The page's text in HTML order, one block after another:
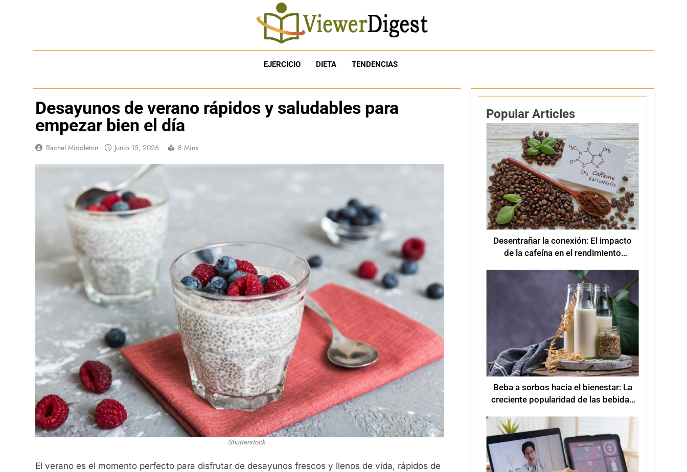
EJERCICIO DIETA TENDENCIAS
Desayunos de verano rápidos y saludables para
empezar bien el día
Rachel Middleton Junio 15, 2026 8 Mins
Shutterstock
El verano es el momento perfecto para disfrutar de desayunos frescos y llenos de vida, rápidos de
Popular Articles
Desentrañar la conexión: El impacto
de la cafeína en el rendimiento
Beba a sorbos hacia el bienestar: La
creciente popularidad de las bebidas